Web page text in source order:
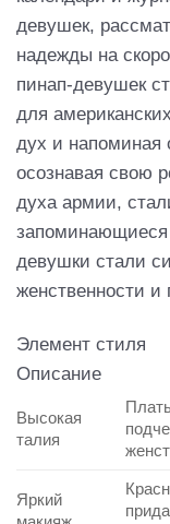
девушек,
надежды на
пинап-девушек
для
дух и напоминая
осознавая свою
духа армии,
запоминающиеся
девушки стали
женственности и
Элемент стиля
Описание
Высокая
талия
Яркий